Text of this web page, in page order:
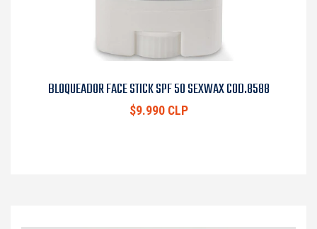
BLOQUEADOR FACE STICK SPF 50 SEXWAX COD.8588
$9.990 CLP